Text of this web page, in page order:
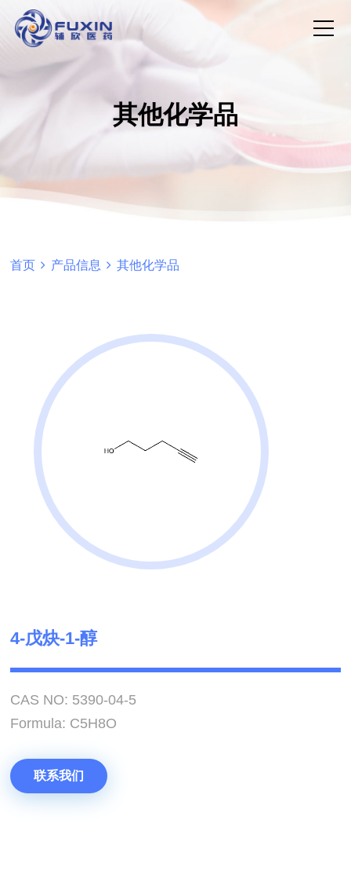
其他化学品
首页 产品信息 其他化学品
4-戊炔-1-醇
CAS NO: 5390-04-5
Formula: C5H8O
联系我们